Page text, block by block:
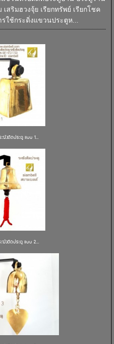
สริมฮวงจุ้ย เรียกทรัพย์ เรียกโชค
ใช้กระดิ่งแขวนประตูห...
ฆังติดประตู แบบ 1...
ฆังติดประตู แบบ 2...